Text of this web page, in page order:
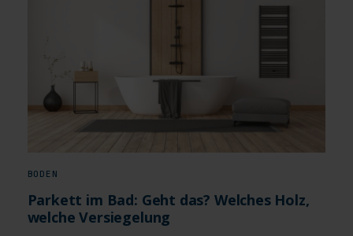
BODEN
Parkett im Bad: Geht das? Welches Holz,
welche Versiegelung